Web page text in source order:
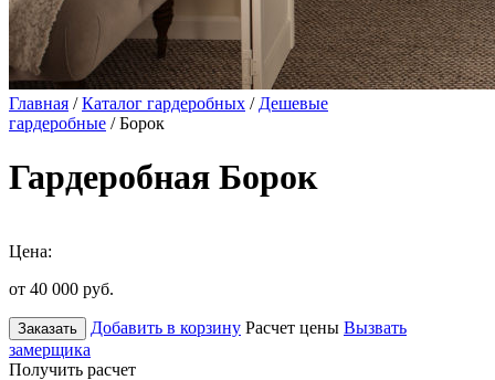
Главная /Каталог гардеробных / Дешевые
гардеробные / Борок
Гардеробная Борок
Цена:
от 40 000 руб.
Заказать Добавить в корзину Расчет цены Вызвать
замерщика
Получить расчет